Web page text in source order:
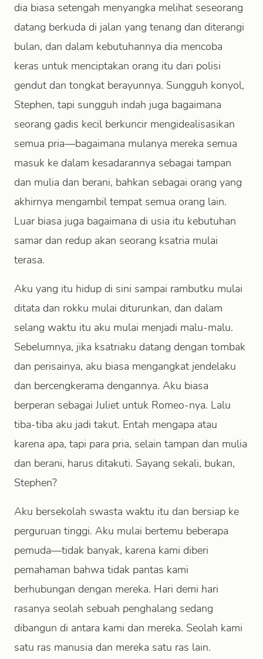
dia biasa setengah menyangka melihat seseorang
datang berkuda di jalan yang tenang dan diterangi
bulan, dan dalam kebutuhannya dia mencoba
keras untuk menciptakan orang itu dari polisi
gendut dan tongkat berayunnya. Sungguh konyol,
Stephen, tapi sungguh indah juga bagaimana
seorang gadis kecil berkuncir mengidealisasikan
semua pria—bagaimana mulanya mereka semua
masuk ke dalam kesadarannya sebagai tampan
dan mulia dan berani, bahkan sebagai orang yang
akhirnya mengambil tempat semua orang lain.
Luar biasa juga bagaimana di usia itu kebutuhan
samar dan redup akan seorang ksatria mulai
terasa.
Aku yang itu hidup di sini sampai rambutku mulai
ditata dan rokku mulai diturunkan, dan dalam
selang waktu itu aku mulai menjadi malu-malu.
Sebelumnya, jika ksatriaku datang dengan tombak
dan perisainya, aku biasa mengangkat jendelaku
dan bercengkerama dengannya. Aku biasa
berperan sebagai Juliet untuk Romeo-nya. Lalu
tiba-tiba aku jadi takut. Entah mengapa atau
karena apa, tapi para pria, selain tampan dan mulia
dan berani, harus ditakuti. Sayang sekali, bukan,
Stephen?
Aku bersekolah swasta waktu itu dan bersiap ke
perguruan tinggi. Aku mulai bertemu beberapa
pemuda—tidak banyak, karena kami diberi
pemahaman bahwa tidak pantas kami
berhubungan dengan mereka. Hari demi hari
rasanya seolah sebuah penghalang sedang
dibangun di antara kami dan mereka. Seolah kami
satu ras manusia dan mereka satu ras lain.